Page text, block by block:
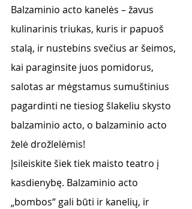
Balzaminio acto kanelės – žavus
kulinarinis triukas, kuris ir papuoš
stalą, ir nustebins svečius ar šeimos,
kai paraginsite juos pomidorus,
salotas ar mėgstamus sumuštinius
pagardinti ne tiesiog šlakeliu skysto
balzaminio acto, o balzaminio acto
želė drožlelėmis!
Įsileiskite šiek tiek maisto teatro į
kasdienybę. Balzaminio acto
„bombos“ gali būti ir kanelių, ir